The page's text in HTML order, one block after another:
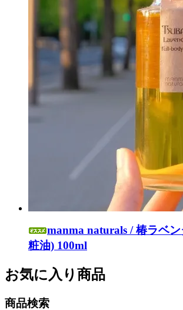
manma naturals / 椿ラベ
粧油) 100ml
お気に入り商品
商品検索